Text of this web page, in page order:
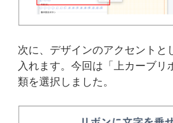
次に、デザインのアクセントと
入れます。今回は「上カーブリ
類を選択しました。